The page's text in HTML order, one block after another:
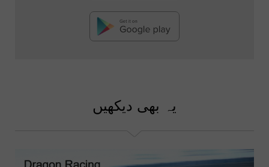
یہ بھی دیکھیں